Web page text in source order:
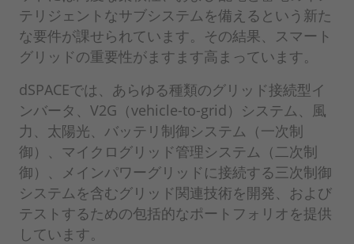
テリジェントなサブシステムを備えるという新た
な要件が課せられています。その結果、スマート
グリッドの重要性がますます高まっています。
dSPACEでは、あらゆる種類のグリッド接続型イ
ンバータ、V2G（vehicle-to-grid）システム、風
力、太陽光、バッテリ制御システム（一次制
御）、マイクログリッド管理システム（二次制
御）、メインパワーグリッドに接続する三次制御
システムを含むグリッド関連技術を開発、および
テストするための包括的なポートフォリオを提供
しています。